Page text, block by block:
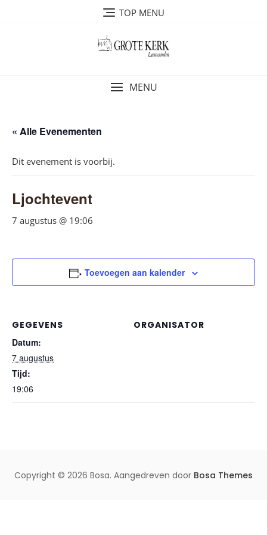
TOP MENU
MENU
« Alle Evenementen
Dit evenement is voorbij.
Ljochtevent
7 augustus @ 19:06
Toevoegen aan kalender
GEGEVENS
Datum:
7 augustus
Tijd:
19:06
ORGANISATOR
Copyright © 2026 Bosa. Aangedreven door Bosa Themes